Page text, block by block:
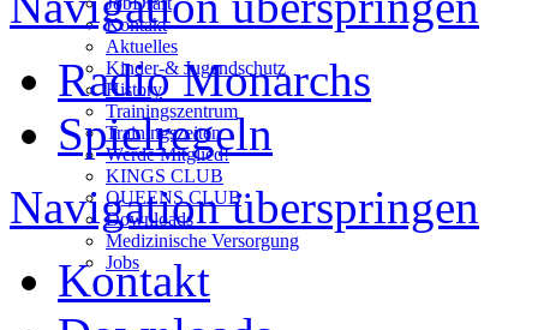
Kontakt
Aktuelles
Kinder-& Jugendschutz
History
Trainingszentrum
Trainingszeiten
Werde Mitglied!
KINGS CLUB
QUEENS CLUB
Downloads
Medizinische Versorgung
Jobs
Radio Monarchs
Spielregeln
Navigation überspringen
Kontakt